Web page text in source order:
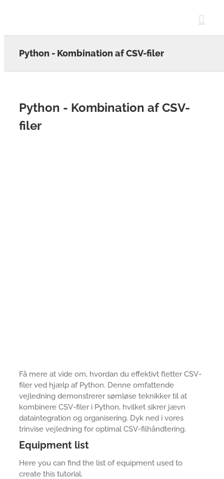
Python - Kombination af CSV-filer
Python - Kombination af CSV-
filer
Få mere at vide om, hvordan du effektivt fletter CSV-
filer ved hjælp af Python. Denne omfattende
vejledning demonstrerer sømløse teknikker til at
kombinere CSV-filer i Python, hvilket sikrer jævn
dataintegration og organisering. Dyk ned i vores
trinvise vejledning for optimal CSV-filhåndtering.
Equipment list
Here you can find the list of equipment used to
create this tutorial.